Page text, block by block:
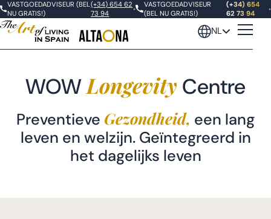
VASTGOEDADVISEUR (BEL
NU GRATIS!)
(+34) 654 62
73 94
•
VASTGOEDADVISEUR
(BEL NU GRATIS!)
(+34) 654
62 73 94
•
NL
WOW Longevity Hotel
WOW Longevity Centre
WOWLongevity Centre
Preventieve Gezondheid, een lang
leven en welzijn. Geïntegreerd in
het dagelijks leven